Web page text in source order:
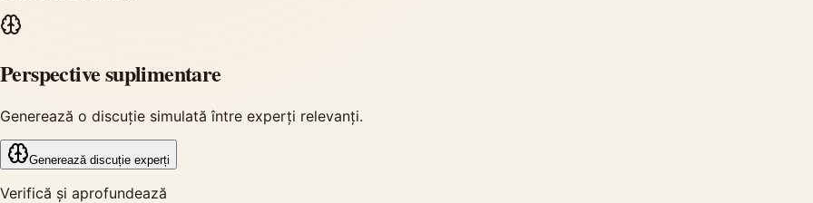
Perspective suplimentare
Generează o discuție simulată între experți relevanți.
Generează discuție experți
Verifică și aprofundează